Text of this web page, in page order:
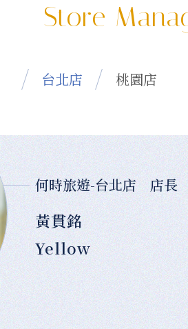
Store
台北店 桃園店
何時旅遊-台北店 店長
黃貫銘
Yellow